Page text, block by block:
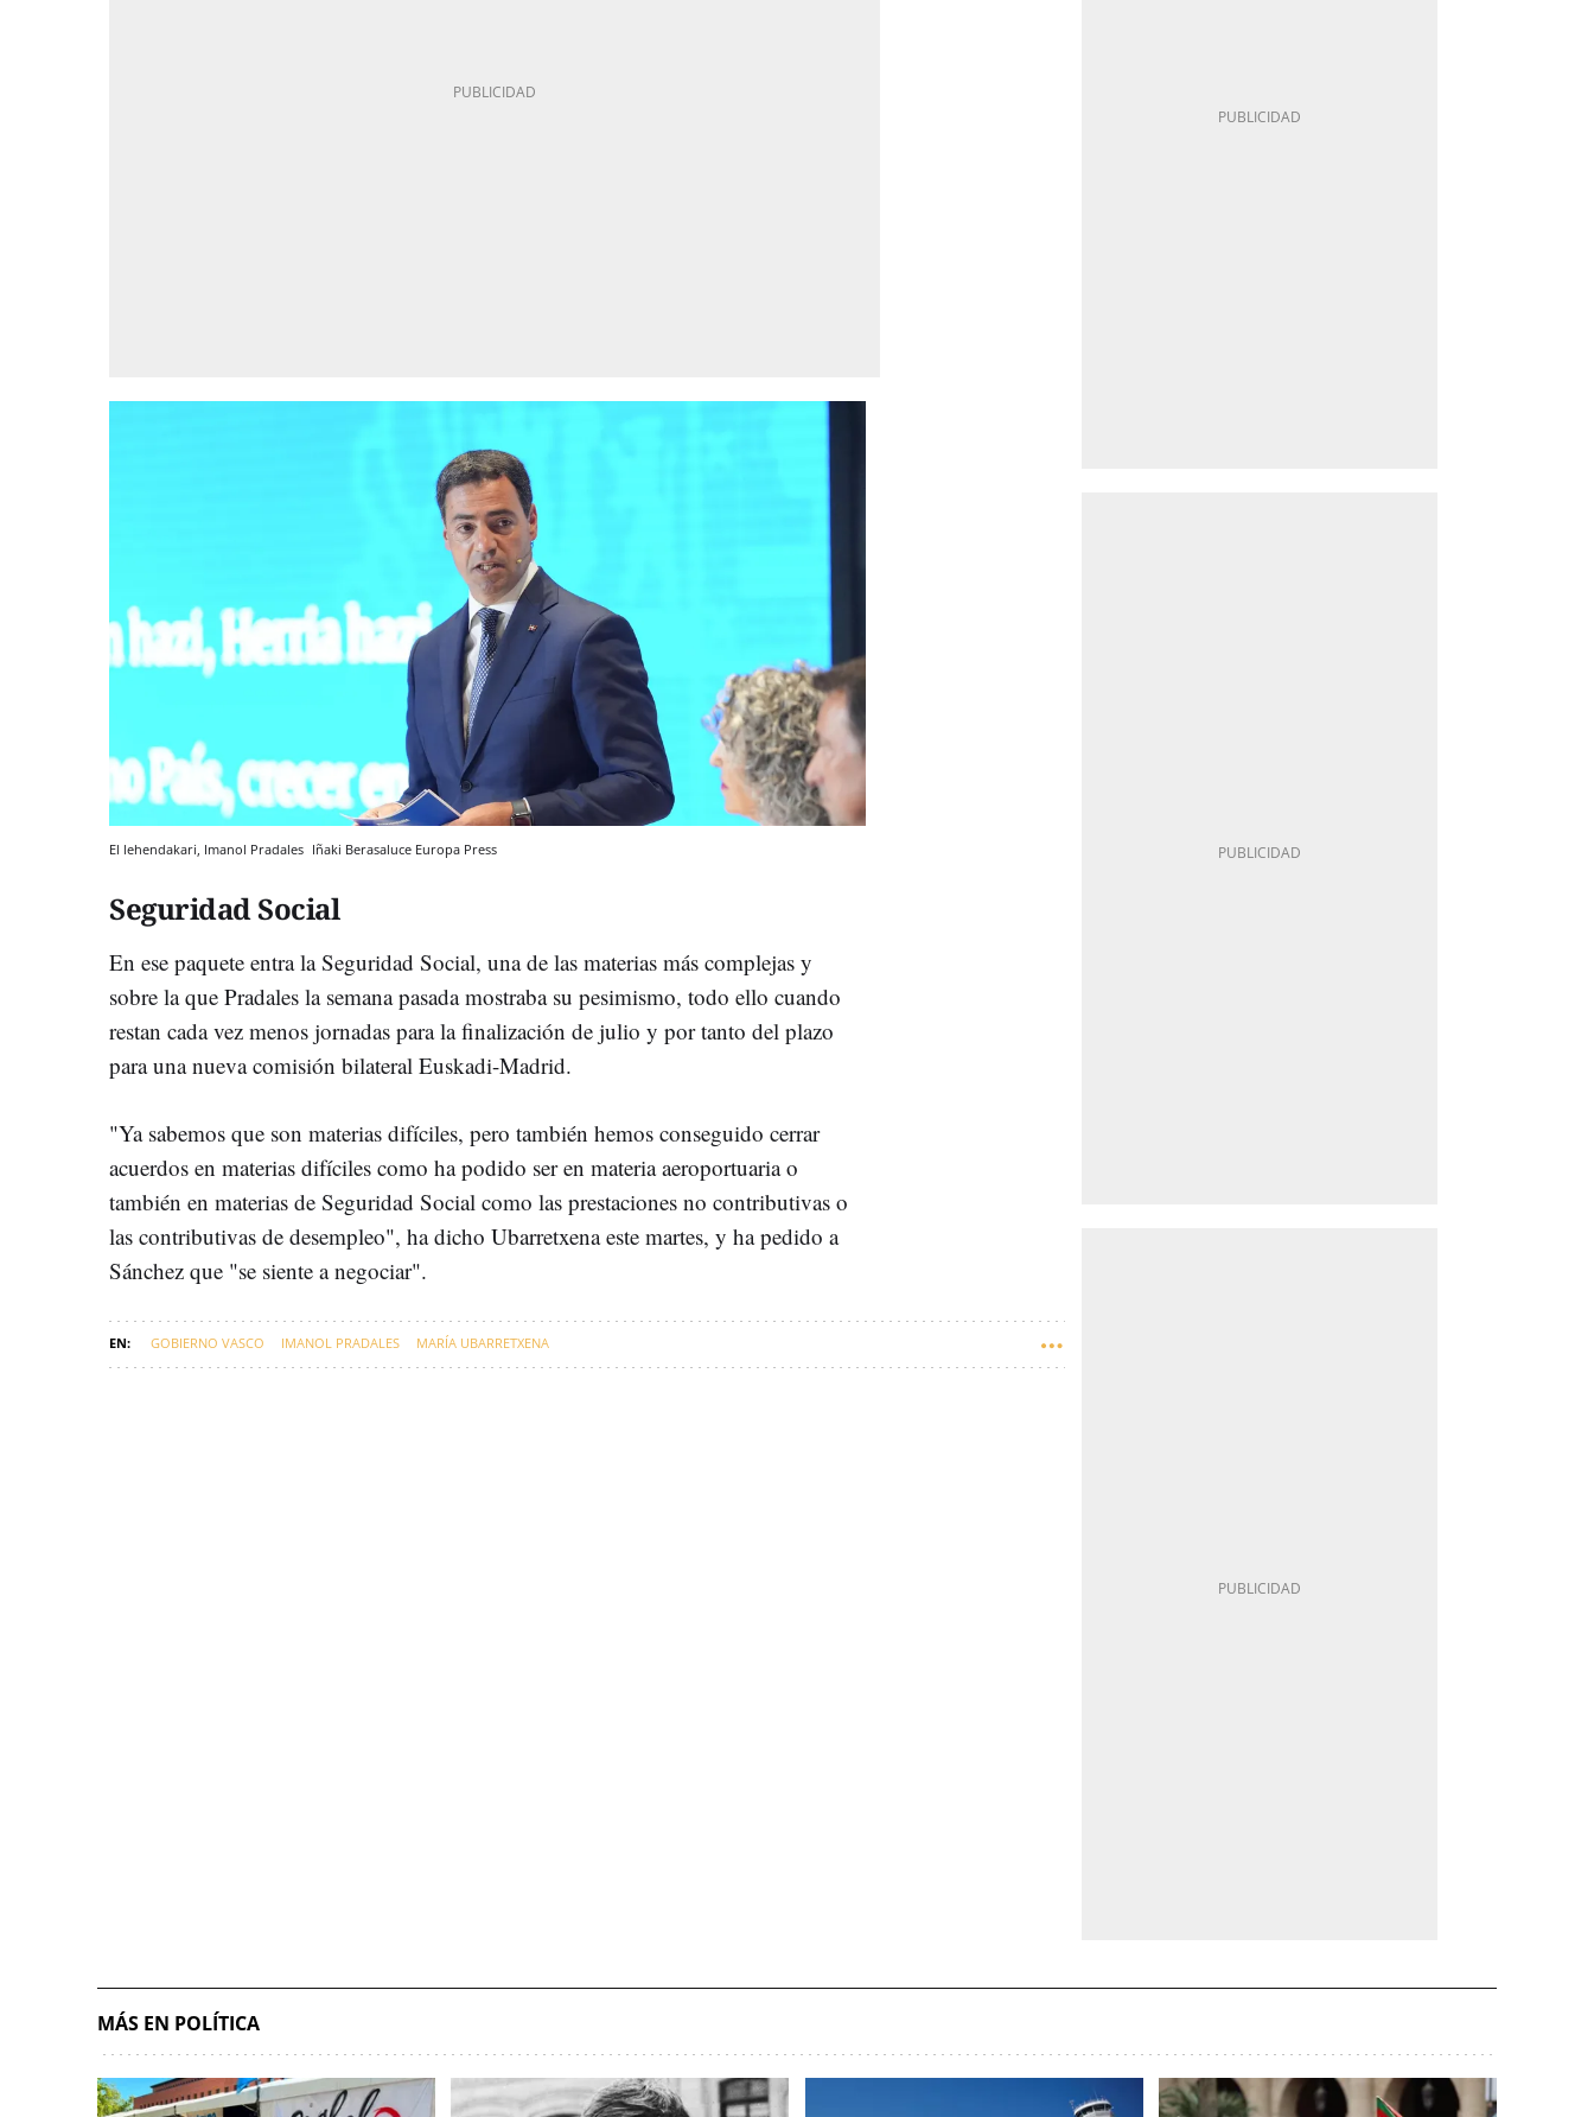
El lehendakari, Imanol Pradales Iñaki Berasaluce Europa Press
Seguridad Social
En ese paquete entra la Seguridad Social, una de las materias más complejas y
sobre la que Pradales la semana pasada mostraba su pesimismo, todo ello cuando
restan cada vez menos jornadas para la finalización de julio y por tanto del plazo
para una nueva comisión bilateral Euskadi-Madrid.
"Ya sabemos que son materias difíciles, pero también hemos conseguido cerrar
acuerdos en materias difíciles como ha podido ser en materia aeroportuaria o
también en materias de Seguridad Social como las prestaciones no contributivas o
las contributivas de desempleo", ha dicho Ubarretxena este martes, y ha pedido a
Sánchez que "se siente a negociar".
GOBIERNO VASCO IMANOL PRADALES MARÍA UBARRETXENA
MÁS EN POLÍTICA